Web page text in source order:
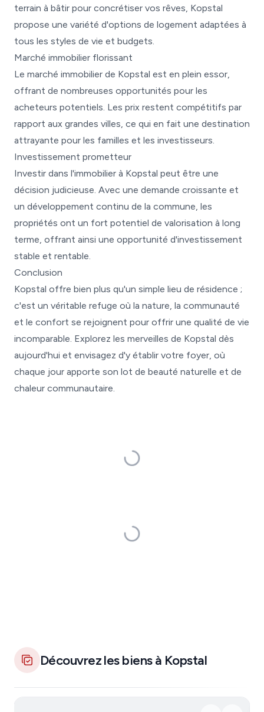
terrain à bâtir pour concrétiser vos rêves, Kopstal
propose une variété d'options de logement adaptées à
tous les styles de vie et budgets.
Marché immobilier florissant
Le marché immobilier de Kopstal est en plein essor,
offrant de nombreuses opportunités pour les
acheteurs potentiels. Les prix restent compétitifs par
rapport aux grandes villes, ce qui en fait une destination
attrayante pour les familles et les investisseurs.
Investissement prometteur
Investir dans l'immobilier à Kopstal peut être une
décision judicieuse. Avec une demande croissante et
un développement continu de la commune, les
propriétés ont un fort potentiel de valorisation à long
terme, offrant ainsi une opportunité d'investissement
stable et rentable.
Conclusion
Kopstal offre bien plus qu'un simple lieu de résidence ;
c'est un véritable refuge où la nature, la communauté
et le confort se rejoignent pour offrir une qualité de vie
incomparable. Explorez les merveilles de Kopstal dès
aujourd'hui et envisagez d'y établir votre foyer, où
chaque jour apporte son lot de beauté naturelle et de
chaleur communautaire.
Découvrez les biens à Kopstal